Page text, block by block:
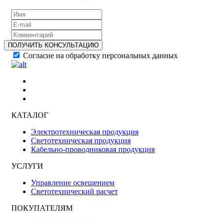
ПОЛУЧИТЬ КОНСУЛЬТАЦИЮ
Согласие на обработку персональных данных
КАТАЛОГ
Электротехническая продукция
Светотехническая продукция
Кабельно-проводниковая продукция
УСЛУГИ
Управление освещением
Светотехнический расчет
ПОКУПАТЕЛЯМ